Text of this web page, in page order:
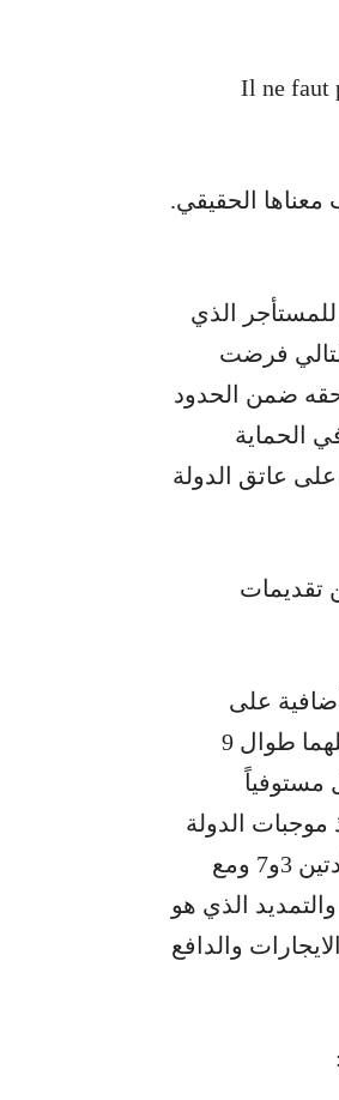
« Il ne
معناها الحقيقي.
بعبارة:”- يحق للمستأجر الذي
فرضت
“من استعمل حقه ضمن الحدود
الحماية
عاتق الدولة
تقديمات
أضافية على
الدولة من تأليف اللجان والصندوق وصدور قرارات عنها كل عام وعملهما طوال 9
مستوفياً
الدولة
بإنشاء وعمل اللجان مع الصندوق منذ صدور القانون كما جاء في المادتين 3و7 ومع
الذي هو
الايجارات والدافع